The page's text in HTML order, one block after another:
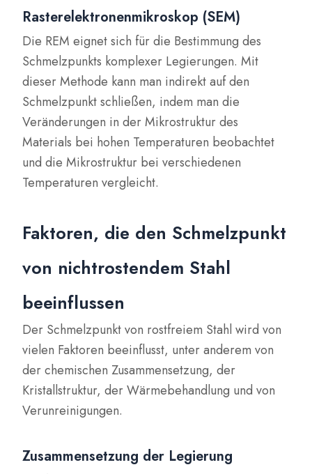
Rasterelektronenmikroskop (SEM)
Die REM eignet sich für die Bestimmung des
Schmelzpunkts komplexer Legierungen. Mit
dieser Methode kann man indirekt auf den
Schmelzpunkt schließen, indem man die
Veränderungen in der Mikrostruktur des
Materials bei hohen Temperaturen beobachtet
und die Mikrostruktur bei verschiedenen
Temperaturen vergleicht.
Faktoren, die den Schmelzpunkt
von nichtrostendem Stahl
beeinflussen
Der Schmelzpunkt von rostfreiem Stahl wird von
vielen Faktoren beeinflusst, unter anderem von
der chemischen Zusammensetzung, der
Kristallstruktur, der Wärmebehandlung und von
Verunreinigungen.
Zusammensetzung der Legierung